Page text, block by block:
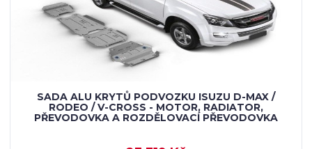
SADA ALU KRYTŮ PODVOZKU ISUZU D-MAX /
RODEO / V-CROSS - MOTOR, RADIATOR,
PŘEVODOVKA A ROZDĚLOVACÍ PŘEVODOVKA